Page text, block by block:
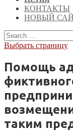
КОНТАКТЫ
НОВЫЙ
Выбрать страницу
Помощь
таким